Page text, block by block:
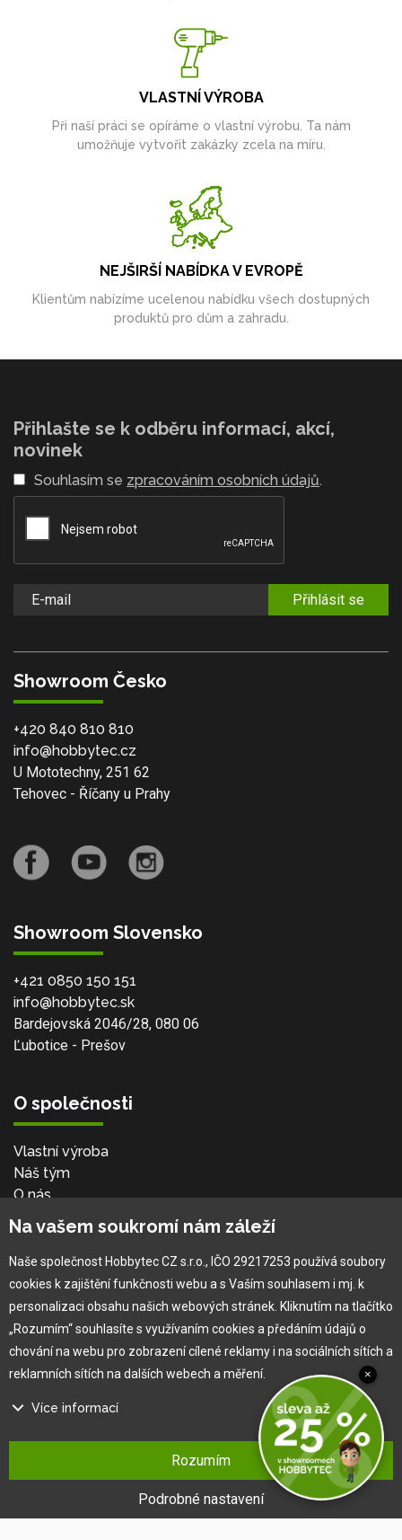
VLASTNÍ VÝROBA
Při naší práci se opíráme o vlastní výrobu. Ta nám
umožňuje vytvořit zakázky zcela na míru.
NEJŠIRŠÍ NABÍDKA V EVROPĚ
Klientům nabízíme ucelenou nabídku všech dostupných
produktů pro dům a zahradu.
Přihlašte se k odběru informací, akcí,
novinek
Souhlasím se zpracováním osobních údajů.
Přihlásit se
Showroom Česko
+420 840 810 810
info@hobbytec.cz
U Mototechny, 251 62
Tehovec - Říčany u Prahy
Showroom Slovensko
+421 0850 150 151
info@hobbytec.sk
Bardejovská 2046/28, 080 06
Ľubotice - Prešov
O společnosti
Vlastní výroba
Náš tým
O nás
Pro zákazníka
Obchodní podmínky
Věrnostní program
Jak na reklamaci
Výprodej
Na vašem soukromí nám záleží
Naše společnost Hobbytec CZ s.r.o., IČO 29217253 používá soubory
cookies k zajištění funkčnosti webu a s Vaším souhlasem i mj. k
personalizaci obsahu našich webových stránek. Kliknutím na tlačítko
„Rozumím“ souhlasíte s využívaním cookies a předáním údajů o
chování na webu pro zobrazení cílené reklamy i na sociálních sítích a
reklamních sítích na dalších webech a měření.
Více informací
Na našem webu používáme několik druhů kategorií cookies:
Ty jsou nezbytně nutné pro fungování webu a jeho funkcí, které se
rozhodnete využívat. Bez nich by náš web nefungoval, např. by nebylo
Rozumím
Podrobné nastavení
×